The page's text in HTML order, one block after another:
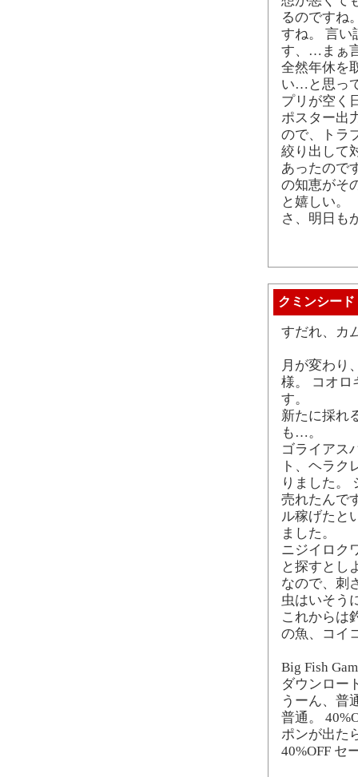
るのですね
すね。 言い
す、…まぁ
全然年休を
い…と思っ
プリが空く
ポスター出
ので、トラ
絞り出して
あったので
の知恵がそ
と嬉しい。
さ、明日も
クミンシード
すだれ、カ
月が変わり
様。 コオロ
す。
新たに採れ
も…。
ゴライアス
ト、ヘラク
りました。
売れたんで
ル稼げたと
ました。
ニジイロク
と探すとし
なので、刺
虫はいそう
これからは
の魚、コイ
Big Fish
ダウンロー
うーん、普
普通。
ポンが出た
40%OFF セ